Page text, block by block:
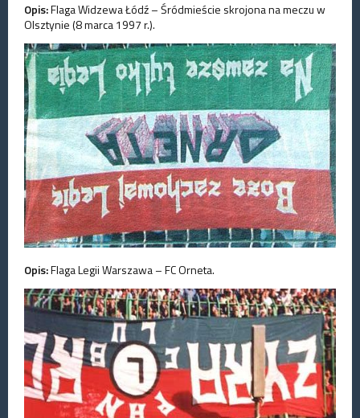
Opis:Flaga Widzewa Łódź – Śródmieście skrojona na meczu w
Olsztynie (8 marca 1997 r.).
Opis:Flaga Legii Warszawa – FC Orneta.